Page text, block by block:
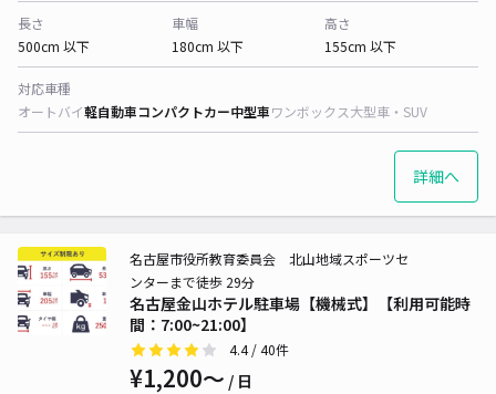
長さ
500cm 以下
車幅
180cm 以下
高さ
155cm 以下
対応車種
オートバイ軽自動車コンパクトカー中型車ワンボックス大型車・SUV
詳細へ
名古屋金山ホテル駐車場【機械式】【利用可能時
間：7:00~21:00】
名古屋市役所教育委員会 北山地域スポーツセ
ンターまで徒歩 29分
4.4/ 40件
¥1,200〜 / 日